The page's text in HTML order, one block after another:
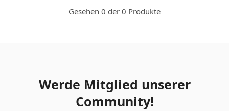
Gesehen 0 der 0 Produkte
Werde Mitglied unserer
Community!